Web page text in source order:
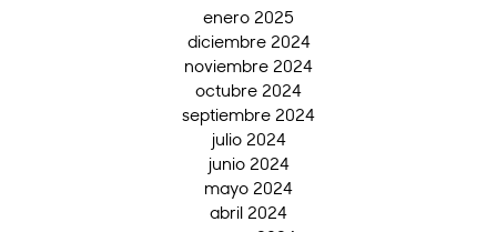
enero 2025
diciembre 2024
noviembre 2024
octubre 2024
septiembre 2024
julio 2024
junio 2024
mayo 2024
abril 2024